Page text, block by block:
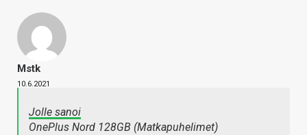
Mstk
10.6.2021
Jolle sanoi
OnePlus Nord 128GB (Matkapuhelimet)